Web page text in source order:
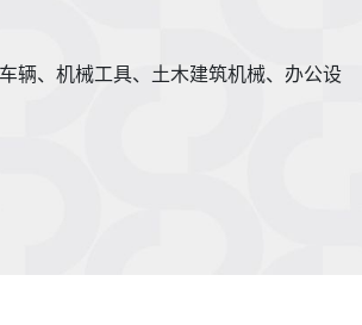
辆、机械工具、土木建筑机械、办公设